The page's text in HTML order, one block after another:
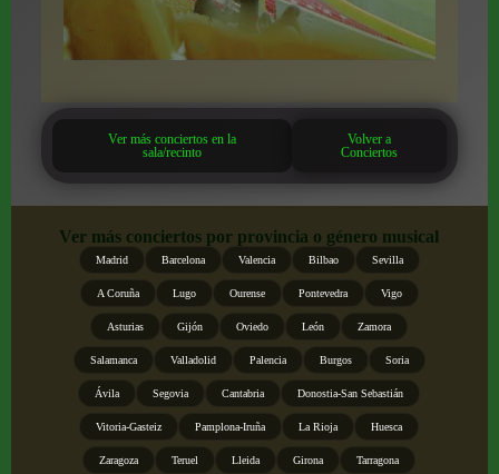
Ver más conciertos en la
sala/recinto
Volver a
Conciertos
Ver más conciertos por provincia o género musical
Madrid Barcelona Valencia Bilbao Sevilla
A Coruña Lugo Ourense Pontevedra Vigo
Asturias Gijón Oviedo León Zamora
Salamanca Valladolid Palencia Burgos Soria
Ávila Segovia Cantabria Donostia-San Sebastián
Vitoria-Gasteiz Pamplona-Iruña La Rioja Huesca
Zaragoza Teruel Lleida Girona Tarragona